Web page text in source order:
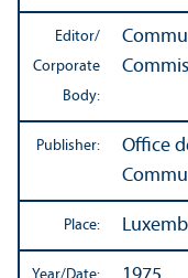
Editor/
Corporate
Body:
Publisher:
Office
Place: